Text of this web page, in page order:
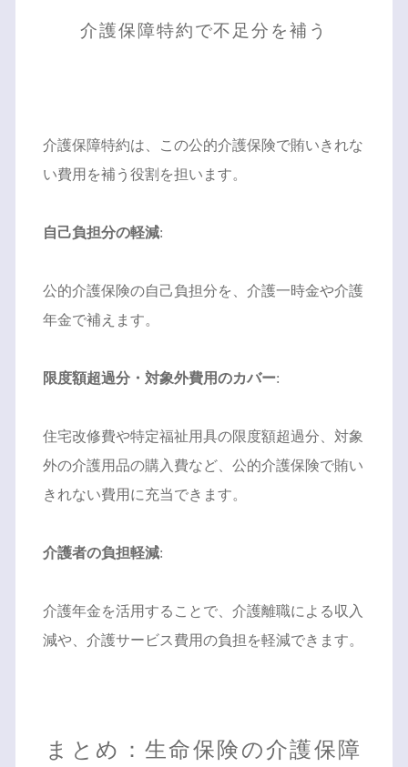
介護保障特約で不足分を補う
介護保障特約は、この公的介護保険で賄いきれな
い費用を補う役割を担います。
自己負担分の軽減:
公的介護保険の自己負担分を、介護一時金や介護
年金で補えます。
限度額超過分・対象外費用のカバー:
住宅改修費や特定福祉用具の限度額超過分、対象
外の介護用品の購入費など、公的介護保険で賄い
きれない費用に充当できます。
介護者の負担軽減:
介護年金を活用することで、介護離職による収入
減や、介護サービス費用の負担を軽減できます。
まとめ：生命保険の介護保障